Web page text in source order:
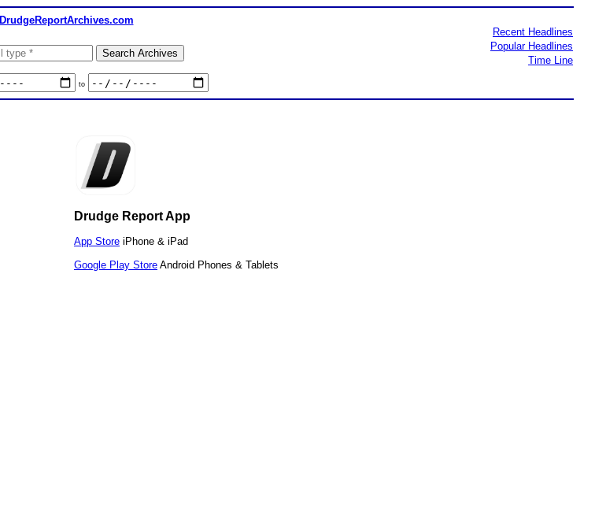
DrudgeReportArchives.com
to
Recent Headlines
Popular Headlines
Time Line
Drudge Report App
App Store iPhone & iPad
Google Play Store Android Phones & Tablets